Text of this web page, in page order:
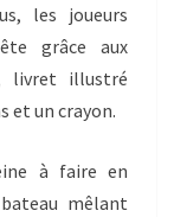
les joueurs
grâce aux
livret illustré
et un crayon.
à faire en
mêlant